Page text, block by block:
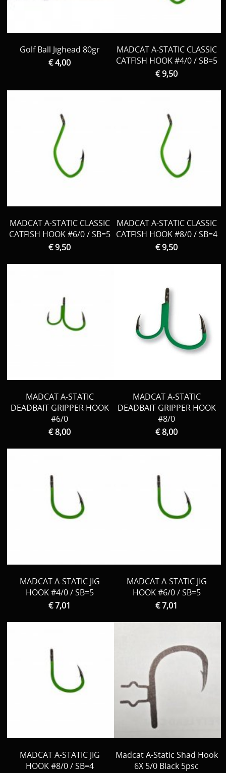
Tent / Chair / Tapis de réception, Peson ...
Par Marque
Promo material
cadeau bon
D Occasion
Golf Ball Jighead 80gr
€ 4,00
MADCAT A-STATIC CLASSIC
CATFISH HOOK #4/0 / SB=5
€ 9,50
MADCAT A-STATIC CLASSIC
CATFISH HOOK #6/0 / SB=5
€ 9,50
MADCAT A-STATIC CLASSIC
CATFISH HOOK #8/0 / SB=4
€ 9,50
MADCAT A-STATIC
DEADBAIT GRIPPER HOOK
#6/0
€ 8,00
MADCAT A-STATIC
DEADBAIT GRIPPER HOOK
#8/0
€ 8,00
MADCAT A-STATIC JIG
HOOK #4/0 / SB=5
€ 7,01
MADCAT A-STATIC JIG
HOOK #6/0 / SB=5
€ 7,01
MADCAT A-STATIC JIG
HOOK #8/0 / SB=4
Madcat A-Static Shad Hook
6X 5/0 Black 5psc